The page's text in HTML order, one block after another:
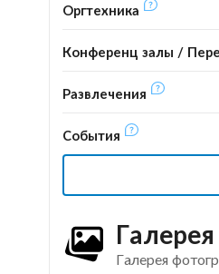
Оргтехника
Конференц залы /
Развлечения
События
Галерея